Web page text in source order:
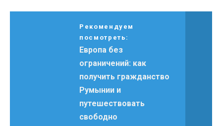
Рекомендуем
посмотреть:
Европа без
ограничений: как
получить гражданство
Румынии и
путешествовать
свободно